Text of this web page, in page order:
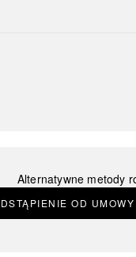
Alternatywne metody
OD UMOWY